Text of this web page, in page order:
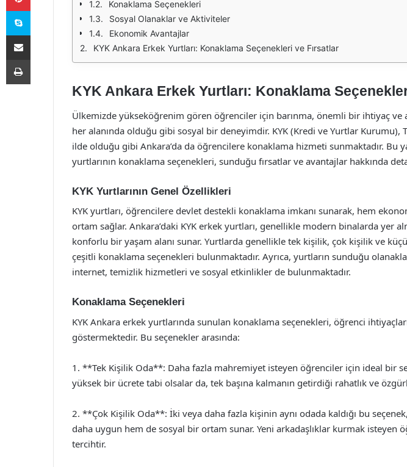
Konaklama Seçenekleri
Sosyal Olanaklar ve Aktiviteler
Ekonomik Avantajlar
KYK Ankara Erkek Yurtları: Konaklama Seçenekleri ve Fırsatlar
KYK Ankara Erkek Yurtları: Konaklama
Ülkemizde yükseköğrenim gören öğrenciler için barınma, önemli bir ihtiyaç ve
her alanında olduğu gibi sosyal bir deneyimdir. KYK (Kredi ve Yurtlar Kurumu),
ilde olduğu gibi Ankara’da da öğrencilere konaklama hizmeti sunmaktadır. Bu
yurtlarının konaklama seçenekleri, sunduğu fırsatlar ve avantajlar hakkında
KYK Yurtlarının Genel Özellikleri
KYK yurtları, öğrencilere devlet destekli konaklama imkanı sunarak, hem
ortam sağlar. Ankara’daki KYK erkek yurtları, genellikle modern binalarda yer
konforlu bir yaşam alanı sunar. Yurtlarda genellikle tek kişilik, çok kişilik ve
çeşitli konaklama seçenekleri bulunmaktadır. Ayrıca, yurtların sunduğu
internet, temizlik hizmetleri ve sosyal etkinlikler de bulunmaktadır.
Konaklama Seçenekleri
KYK Ankara erkek yurtlarında sunulan konaklama seçenekleri, öğrenci
göstermektedir. Bu seçenekler arasında:
1. **Tek Kişilik Oda**: Daha fazla mahremiyet isteyen öğrenciler için ideal bir
yüksek bir ücrete tabi olsalar da, tek başına kalmanın getirdiği rahatlık ve
2. **Çok Kişilik Oda**: İki veya daha fazla kişinin aynı odada kaldığı bu
daha uygun hem de sosyal bir ortam sunar. Yeni arkadaşlıklar kurmak isteyen
tercihtir.
Skype
E-Posta ile paylaş